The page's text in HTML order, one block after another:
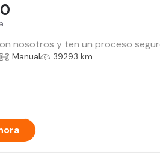
nosotros y ten un proceso
Manual 39293 km